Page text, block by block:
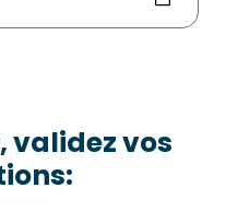
validez vos